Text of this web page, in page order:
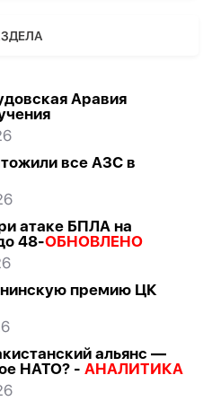
Аравия
все АЗС в
атаке БПЛА на
48-ОБНОВЛЕНО
премию ЦК
альянс —
НАТО? - АНАЛИТИКА